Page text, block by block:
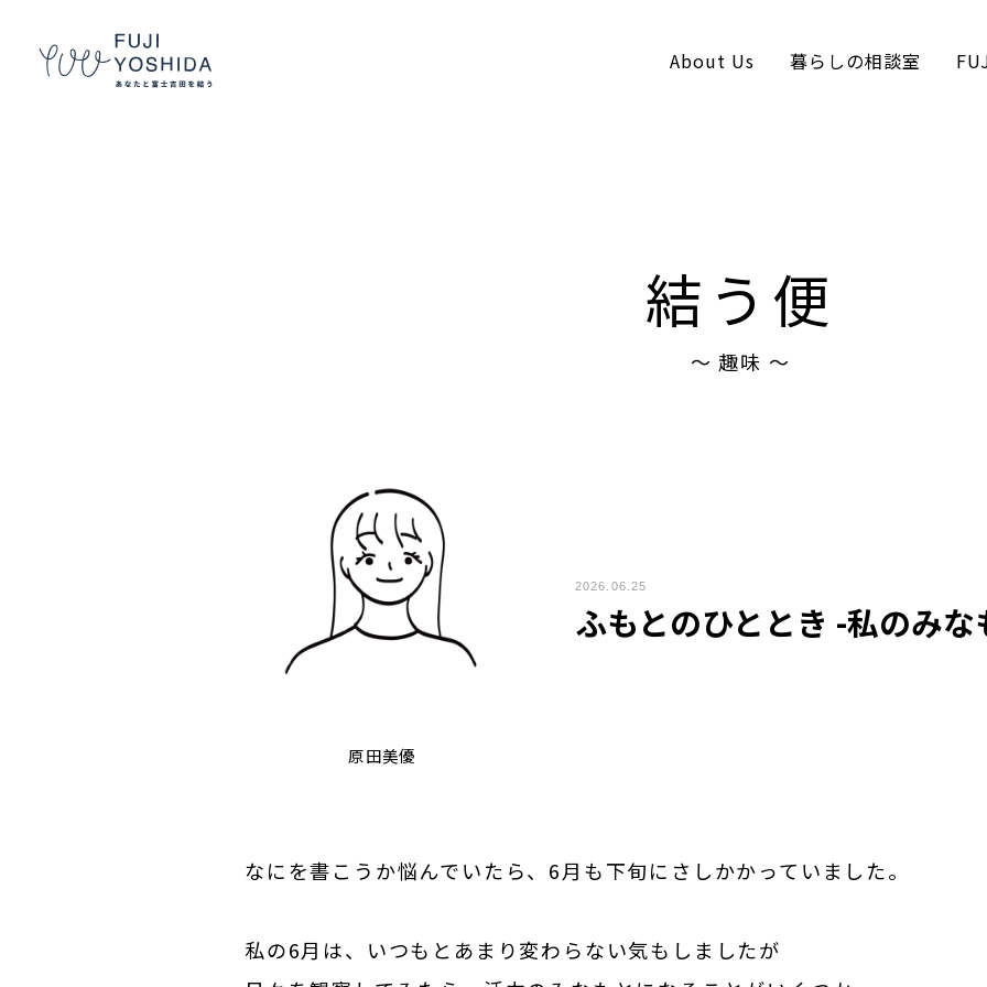
コンテンツへスキップ
About Us 暮らしの相談室
結う便
〜 趣味 〜
原田美優
2026.06.25
ふもとのひととき -私のみな
なにを書こうか悩んでいたら、6月も下旬にさしかかっていました。
私の6月は、いつもとあまり変わらない気もしましたが